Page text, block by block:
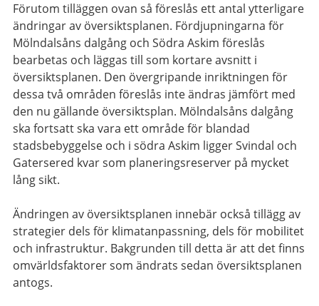
Förutom tilläggen ovan så föreslås ett antal ytterligare
ändringar av översiktsplanen. Fördjupningarna för
Mölndalsåns dalgång och Södra Askim föreslås
bearbetas och läggas till som kortare avsnitt i
översiktsplanen. Den övergripande inriktningen för
dessa två områden föreslås inte ändras jämfört med
den nu gällande översiktsplan. Mölndalsåns dalgång
ska fortsatt ska vara ett område för blandad
stadsbebyggelse och i södra Askim ligger Svindal och
Gatersered kvar som planeringsreserver på mycket
lång sikt.
Ändringen av översiktsplanen innebär också tillägg av
strategier dels för klimatanpassning, dels för mobilitet
och infrastruktur. Bakgrunden till detta är att det finns
omvärldsfaktorer som ändrats sedan översiktsplanen
antogs.